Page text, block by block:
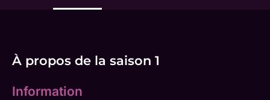
À propos de la saison 1
Information